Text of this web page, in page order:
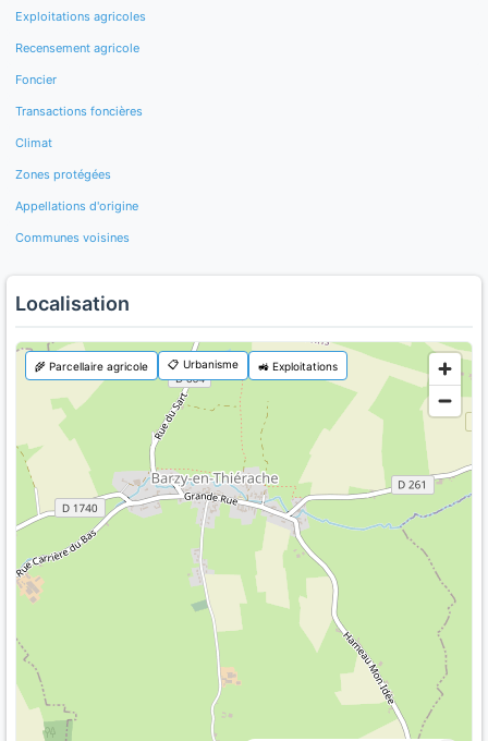
Exploitations agricoles
Recensement agricole
Foncier
Transactions foncières
Climat
Zones protégées
Appellations d'origine
Communes voisines
Localisation
🌾 Parcellaire agricole 📋 Urbanisme 🚜 Exploitations